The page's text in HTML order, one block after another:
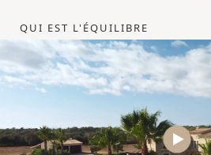
QUI EST L'ÉQUILIBRE